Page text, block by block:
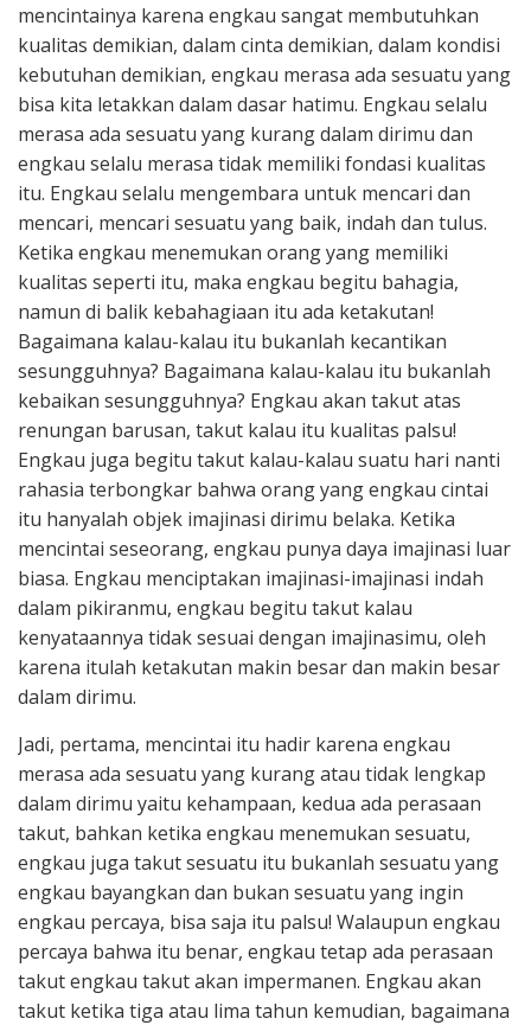
mencintainya karena engkau sangat membutuhkan
kualitas demikian, dalam cinta demikian, dalam kondisi
kebutuhan demikian, engkau merasa ada sesuatu yang
bisa kita letakkan dalam dasar hatimu. Engkau selalu
merasa ada sesuatu yang kurang dalam dirimu dan
engkau selalu merasa tidak memiliki fondasi kualitas
itu. Engkau selalu mengembara untuk mencari dan
mencari, mencari sesuatu yang baik, indah dan tulus.
Ketika engkau menemukan orang yang memiliki
kualitas seperti itu, maka engkau begitu bahagia,
namun di balik kebahagiaan itu ada ketakutan!
Bagaimana kalau-kalau itu bukanlah kecantikan
sesungguhnya? Bagaimana kalau-kalau itu bukanlah
kebaikan sesungguhnya? Engkau akan takut atas
renungan barusan, takut kalau itu kualitas palsu!
Engkau juga begitu takut kalau-kalau suatu hari nanti
rahasia terbongkar bahwa orang yang engkau cintai
itu hanyalah objek imajinasi dirimu belaka. Ketika
mencintai seseorang, engkau punya daya imajinasi luar
biasa. Engkau menciptakan imajinasi-imajinasi indah
dalam pikiranmu, engkau begitu takut kalau
kenyataannya tidak sesuai dengan imajinasimu, oleh
karena itulah ketakutan makin besar dan makin besar
dalam dirimu.
Jadi, pertama, mencintai itu hadir karena engkau
merasa ada sesuatu yang kurang atau tidak lengkap
dalam dirimu yaitu kehampaan, kedua ada perasaan
takut, bahkan ketika engkau menemukan sesuatu,
engkau juga takut sesuatu itu bukanlah sesuatu yang
engkau bayangkan dan bukan sesuatu yang ingin
engkau percaya, bisa saja itu palsu! Walaupun engkau
percaya bahwa itu benar, engkau tetap ada perasaan
takut engkau takut akan impermanen. Engkau akan
takut ketika tiga atau lima tahun kemudian, bagaimana